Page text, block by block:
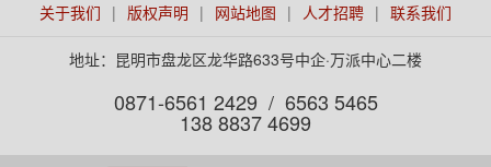
关于我们 | 版权声明 | 网站地图 | 人才招聘 | 联系我们
地址：昆明市盘龙区龙华路633号中企·万派中心二楼
0871-6561 2429 / 6563 5465
138 8837 4699